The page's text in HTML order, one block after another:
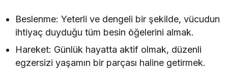
Beslenme: Yeterli ve dengeli bir şekilde, vücudun
ihtiyaç duyduğu tüm besin öğelerini almak.
Hareket: Günlük hayatta aktif olmak, düzenli
egzersizi yaşamın bir parçası haline getirmek.